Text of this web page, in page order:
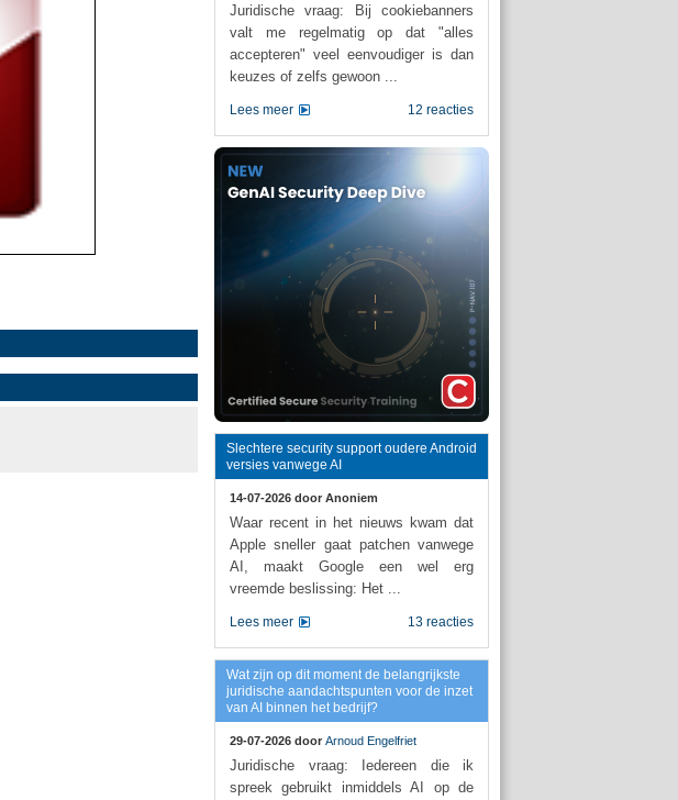
Juridische vraag: Bij cookiebanners
valt me regelmatig op dat "alles
accepteren" veel eenvoudiger is dan
keuzes of zelfs gewoon ...
12 reacties
Lees meer
Slechtere security support oudere Android
versies vanwege AI
14-07-2026 door Anoniem
Waar recent in het nieuws kwam dat
Apple sneller gaat patchen vanwege
AI, maakt Google een wel erg
vreemde beslissing: Het ...
13 reacties
Lees meer
Wat zijn op dit moment de belangrijkste
juridische aandachtspunten voor de inzet
van AI binnen het bedrijf?
29-07-2026 door Arnoud Engelfriet
Juridische vraag: Iedereen die ik
spreek gebruikt inmiddels AI op de